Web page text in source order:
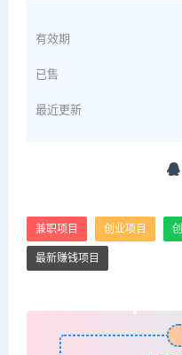
有效期
已售
最近更新
兼职项目 创业项目
最新赚钱项目